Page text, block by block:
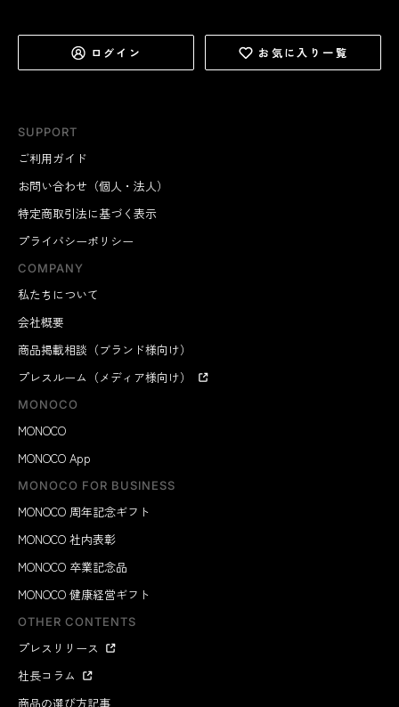
SUPPORT
ご利用ガイド
お問い合わせ（個人・法人）
特定商取引法に基づく表示
プライバシーポリシー
COMPANY
私たちについて
会社概要
商品掲載相談（ブランド様向け）
プレスルーム（メディア様向け）
MONOCO
MONOCO
MONOCO App
MONOCO FOR BUSINESS
MONOCO 周年記念ギフト
MONOCO 社内表彰
MONOCO 卒業記念品
MONOCO 健康経営ギフト
OTHER CONTENTS
プレスリリース
社長コラム
商品の選び方記事
ログイン お気に入り一覧